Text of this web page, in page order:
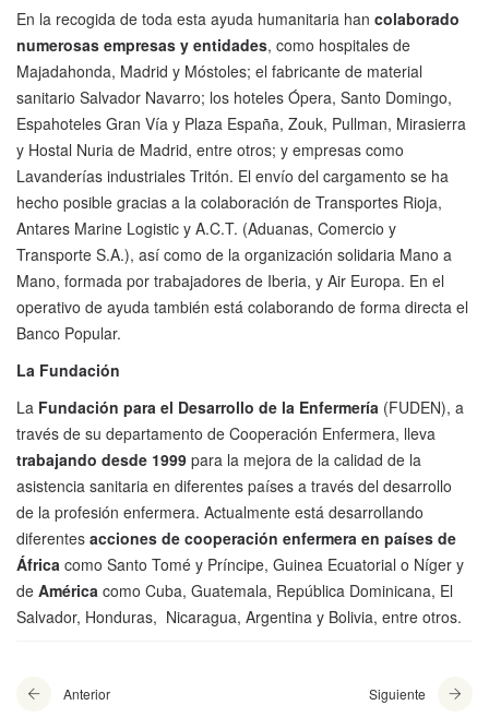
En la recogida de toda esta ayuda humanitaria han colaborado
numerosas empresas y entidades, como hospitales de
Majadahonda, Madrid y Móstoles; el fabricante de material
sanitario Salvador Navarro; los hoteles Ópera, Santo Domingo,
Espahoteles Gran Vía y Plaza España, Zouk, Pullman, Mirasierra
y Hostal Nuria de Madrid, entre otros; y empresas como
Lavanderías industriales Tritón. El envío del cargamento se ha
hecho posible gracias a la colaboración de Transportes Rioja,
Antares Marine Logistic y A.C.T. (Aduanas, Comercio y
Transporte S.A.), así como de la organización solidaria Mano a
Mano, formada por trabajadores de Iberia, y Air Europa. En el
operativo de ayuda también está colaborando de forma directa el
Banco Popular.
La Fundación
La Fundación para el Desarrollo de la Enfermería (FUDEN), a
través de su departamento de Cooperación Enfermera, lleva
trabajando desde 1999 para la mejora de la calidad de la
asistencia sanitaria en diferentes países a través del desarrollo
de la profesión enfermera. Actualmente está desarrollando
diferentes acciones de cooperación enfermera en países de
África como Santo Tomé y Príncipe, Guinea Ecuatorial o Níger y
de América como Cuba, Guatemala, República Dominicana, El
Salvador, Honduras, Nicaragua, Argentina y Bolivia, entre otros.
Anterior Siguiente